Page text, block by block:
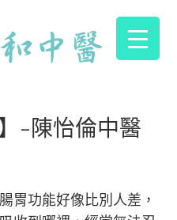
-陳怡倫中醫
胃功能好像比別人差，